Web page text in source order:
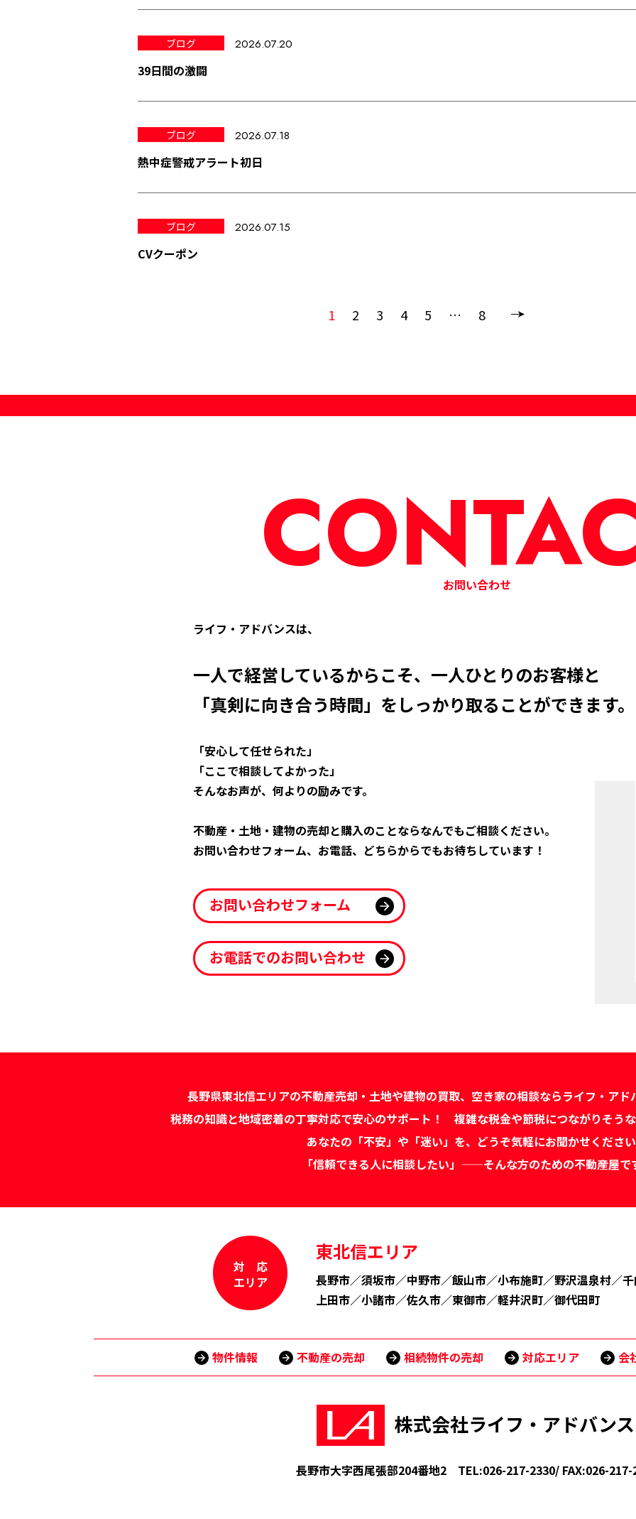
ブログ 2026.07.20
39日間の激闘
ブログ 2026.07.18
熱中症警戒アラート初日
ブログ 2026.07.15
CVクーポン
1 2 3 4 5 … 8
お問い合わせ
ライフ・アドバンスは、
一人で経営しているからこそ、 一人ひとりのお客様と
「真剣に向き合う時間」をしっかり取ることができます。
「安心して任せられた」
「ここで相談してよかった」
そんなお声が、何よりの励みです。
不動産・土地・建物の売却と購入のことならなんでもご相談ください。
お問い合わせフォーム、お電話、 どちらからでもお待ちしています！
お問い合わせフォーム
お電話でのお問い合わせ
長野県東北信エリアの不動産売却・土地や建物の買取、空き家の相談ならライフ・アド
税務の知識と地域密着の丁寧対応で安心のサポート！ 複雑な税金や節税につながりそうな
あなたの「不安」や「迷い」を、 どうぞ気軽にお聞かせくださ
「信頼できる人に相談したい」——そんな方のための不動産屋で
対 応
エリア
東北信エリア
長野市／須坂市／中野市／飯山市／小布施町／野沢温泉村／
上田市／小諸市／佐久市／東御市／軽井沢町／御代田町
物件情報 不動産の売却 相続物件の売却 対応エリア 会
株式会社ライフ・アドバンス
長野市大字西尾張部204番地2 TEL:026-217-2330/ FAX:026-217-